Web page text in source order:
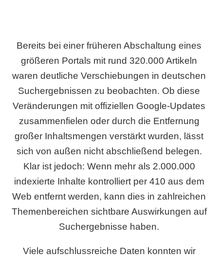
Bereits bei einer früheren Abschaltung eines
größeren Portals mit rund 320.000 Artikeln
waren deutliche Verschiebungen in deutschen
Suchergebnissen zu beobachten. Ob diese
Veränderungen mit offiziellen Google-Updates
zusammenfielen oder durch die Entfernung
großer Inhaltsmengen verstärkt wurden, lässt
sich von außen nicht abschließend belegen.
Klar ist jedoch: Wenn mehr als 2.000.000
indexierte Inhalte kontrolliert per 410 aus dem
Web entfernt werden, kann dies in zahlreichen
Themenbereichen sichtbare Auswirkungen auf
Suchergebnisse haben.
Viele aufschlussreiche Daten konnten wir